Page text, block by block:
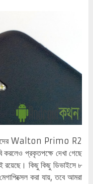
তাদের Walton Primo R2
করলেও প্রকৃতপক্ষে দেখা গেছে
রয়েছে। কিছু কিছু ডিভাইসে ৮
করা যায়, তবে আমরা